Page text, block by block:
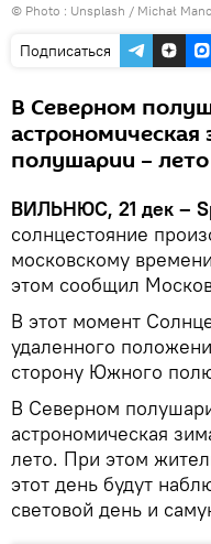
© Photo : Unsplash / Michał
Подписаться
В Северном
полушарии – лето
ВИЛЬНЮС, 21 дек –
солнцестояние
московскому
этом сообщил
В этот момент
удаленного
сторону Южного
В Северном
астрономическая
лето. При этом
этот день будут
световой день и